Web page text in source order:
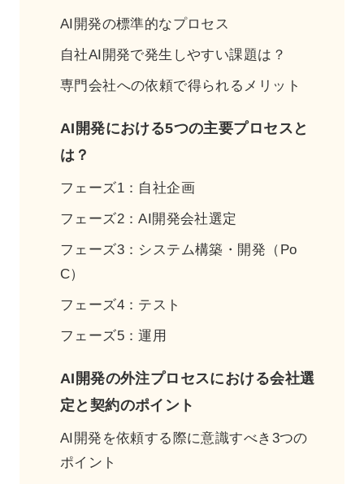
AI開発の標準的なプロセス
自社AI開発で発生しやすい課題は？
専門会社への依頼で得られるメリット
AI開発における5つの主要プロセスと
は？
フェーズ1：自社企画
フェーズ2：AI開発会社選定
フェーズ3：システム構築・開発（Po
C）
フェーズ4：テスト
フェーズ5：運用
AI開発の外注プロセスにおける会社選
定と契約のポイント
AI開発を依頼する際に意識すべき3つの
ポイント